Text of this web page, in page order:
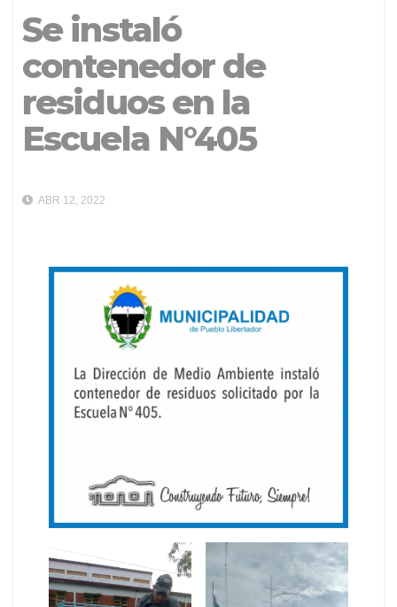
Se instaló
contenedor de
residuos en la
Escuela N°405
ABR 12, 2022